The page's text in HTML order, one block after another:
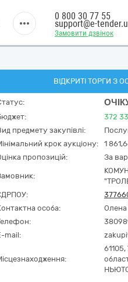
Замовити дзвінок
0 800 30 77 55
support@e-
ВІДКРИТІ ТОРГИ З
372
предмету закупівлі:
крок аукціону:
1
пропозицій:
За
особа:
Олена
mail:
61105,